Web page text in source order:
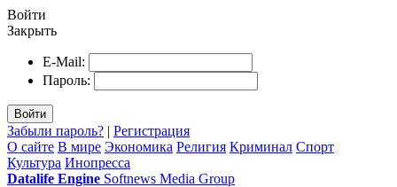
Войти
Закрыть
E-Mail:
Пароль:
Войти
Забыли пароль? | Регистрация
О сайте В мире Экономика Религия Криминал Спорт
Культура Инопресса
Datalife Engine Softnews Media Group